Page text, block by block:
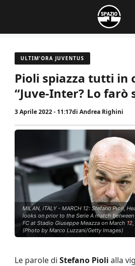
contenuto
ULTIM'ORA JUVENTUS
Pioli spiazza tutti in
“Juve-Inter? Lo farò
3 Aprile 2022 - 11:17di Andrea Righini
MILAN, ITALY - MARCH 12: Stefano Pioli,
looks on prior to the Serie A match
FC at Stadio Giuseppe Meazza on March
(Photo by Marco Luzzani/Getty Images)
Le parole di Stefano Pioli alla